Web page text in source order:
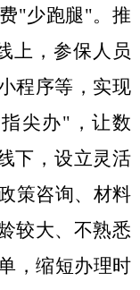
"少跑腿"。推
上，参保人员
程序等，实现
尖办"，让数
下，设立灵活
策咨询、材料
较大、不熟悉
，缩短办理时